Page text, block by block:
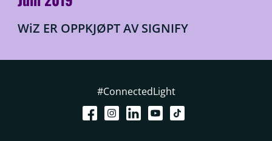
WiZ ER OPPKJØPT AV SIGNIFY
#ConnectedLight